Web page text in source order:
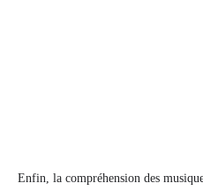
Enfin, la compréhension des